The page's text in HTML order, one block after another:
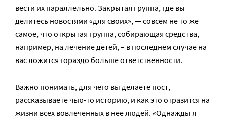
вести их параллельно. Закрытая группа, где вы
делитесь новостями «для своих», — совсем не то же
самое, что открытая группа, собирающая средства,
например, на лечение детей, – в последнем случае на
вас ложится гораздо больше ответственности.
Важно понимать, для чего вы делаете пост,
рассказываете чью-то историю, и как это отразится на
жизни всех вовлеченных в нее людей. «Однажды я